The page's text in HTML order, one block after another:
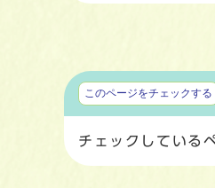
マイページ
このページをチェックする
チェックしている